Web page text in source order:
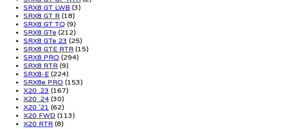
SRX8 GT LWB (3)
SRX8 GT R (18)
SRX8 GT TQ (9)
SRX8 GTe (212)
SRX8 GTe 23 (25)
SRX8 GTE RTR (15)
SRX8 PRO (294)
SRX8 RTR (9)
SRX8-E (224)
SRX8e PRO (153)
X20 .23 (167)
X20 .24 (30)
X20 '21 (62)
X20 FWD (113)
X20 RTR (8)